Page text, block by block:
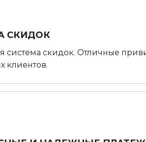
СКИДОК
система скидок. Отличные
клиентов.